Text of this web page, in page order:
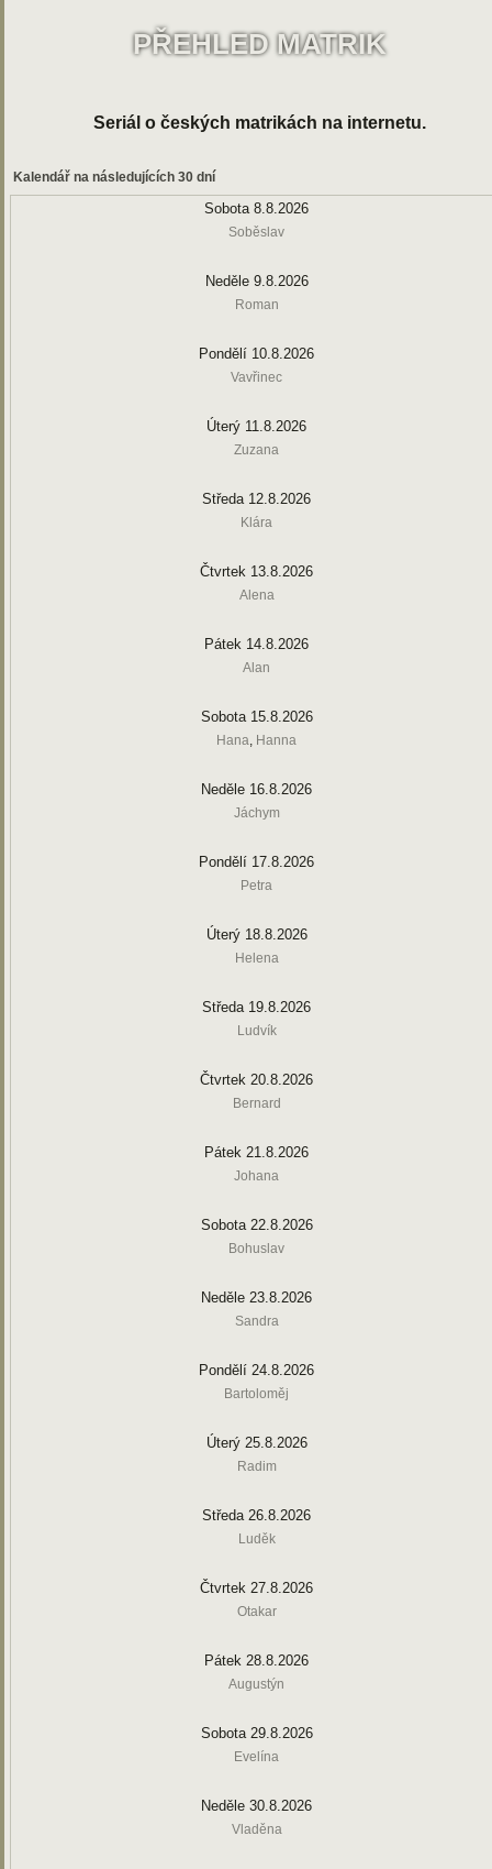
PŘEHLED MATRIK
Seriál o českých matrikách na internetu.
Kalendář na následujících 30 dní
Sobota 8.8.2026
Soběslav
Neděle 9.8.2026
Roman
Pondělí 10.8.2026
Vavřinec
Úterý 11.8.2026
Zuzana
Středa 12.8.2026
Klára
Čtvrtek 13.8.2026
Alena
Pátek 14.8.2026
Alan
Sobota 15.8.2026
Hana, Hanna
Neděle 16.8.2026
Jáchym
Pondělí 17.8.2026
Petra
Úterý 18.8.2026
Helena
Středa 19.8.2026
Ludvík
Čtvrtek 20.8.2026
Bernard
Pátek 21.8.2026
Johana
Sobota 22.8.2026
Bohuslav
Neděle 23.8.2026
Sandra
Pondělí 24.8.2026
Bartoloměj
Úterý 25.8.2026
Radim
Středa 26.8.2026
Luděk
Čtvrtek 27.8.2026
Otakar
Pátek 28.8.2026
Augustýn
Sobota 29.8.2026
Evelína
Neděle 30.8.2026
Vladěna